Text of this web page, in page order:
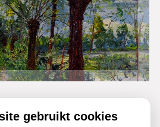
gebruikt cookies